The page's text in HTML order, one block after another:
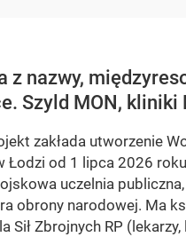
z nazwy,
Szyld MON, kliniki
zakłada utworzenie
Łodzi od 1 lipca 2026
uczelnia
obrony narodowej. Ma
Sił Zbrojnych RP